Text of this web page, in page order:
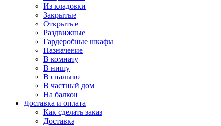
Из кладовки
Закрытые
Открытые
Раздвижные
Гардеробные шкафы
Назначение
В комнату
В нишу
В спальню
В частный дом
На балкон
Доставка и оплата
Как сделать заказ
Доставка